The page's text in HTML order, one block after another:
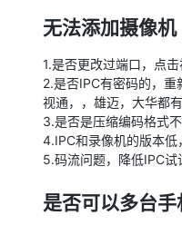
无法添加摄像机
1.是否更改过端口，点
2.是否IPC有密码的，
视通，，雄迈，大华都有
3.是否是压缩编码格式
4.IPC和录像机的版本低
5.码流问题，降低IPC试
是否可以多台